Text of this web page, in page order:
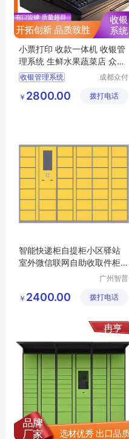
小票打印 收款一体机 收银管
理系统 生鲜水果蔬菜店 众付
天下
收银管理系统
点餐收银系统
成都众付
有限公司
￥ 2800.00 拨打电话
智能快递柜自提柜小区驿站
室外微信联网自助收取件柜
广州智普
技有限公
￥ 2400.00 拨打电话